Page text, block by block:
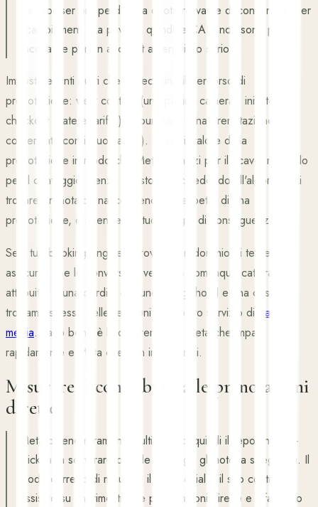
via browser ora perde una quota rilevante di conversioni per
i cambiamenti alla privacy, quindi le CAPI non sono più
facoltative per un account alberghiero serio.
Imposta eventi puliti che rispecchino il percorso di
prenotazione: view content (una pagina camera), initiate
checkout (date e tariffe), e purchase (una prenotazione
confermata con il suo valore). Passa il valore della
prenotazione in modo che Meta ottimizzi per il ricavo, non solo
per il conteggio. Senza questo, stai chiedendo all'algoritmo di
trovare prenotatori nascondendogli l'aspetto di una
prenotazione, e spenderà il tuo budget di conseguenza.
Se il tuo booking engine si trova su un dominio di terze parti,
assicurati che le conversioni vengano comunque catturate e
attribuite. È una perdita comune per gli hotel e una cosa che
troviamo spesso nelle revisioni del nostro servizio di
paid
media. Farlo bene è la differenza tra Meta che impara
rapidamente e Meta che non impara mai.
Misurare il contributo alle prenotazioni
dirette
Meta ottiene raramente l'ultimo clic, quindi il reporting last-
click la fa sembrare debole e spinge gli hotel a spegnerla. Il
modo corretto di misurare il paid social è il suo contributo
assistito su un trimestre: le prenotazioni dirette e il fatturato